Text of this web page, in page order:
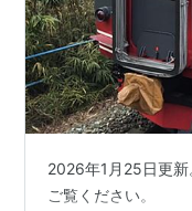
2026年1月25日更
ご覧ください。